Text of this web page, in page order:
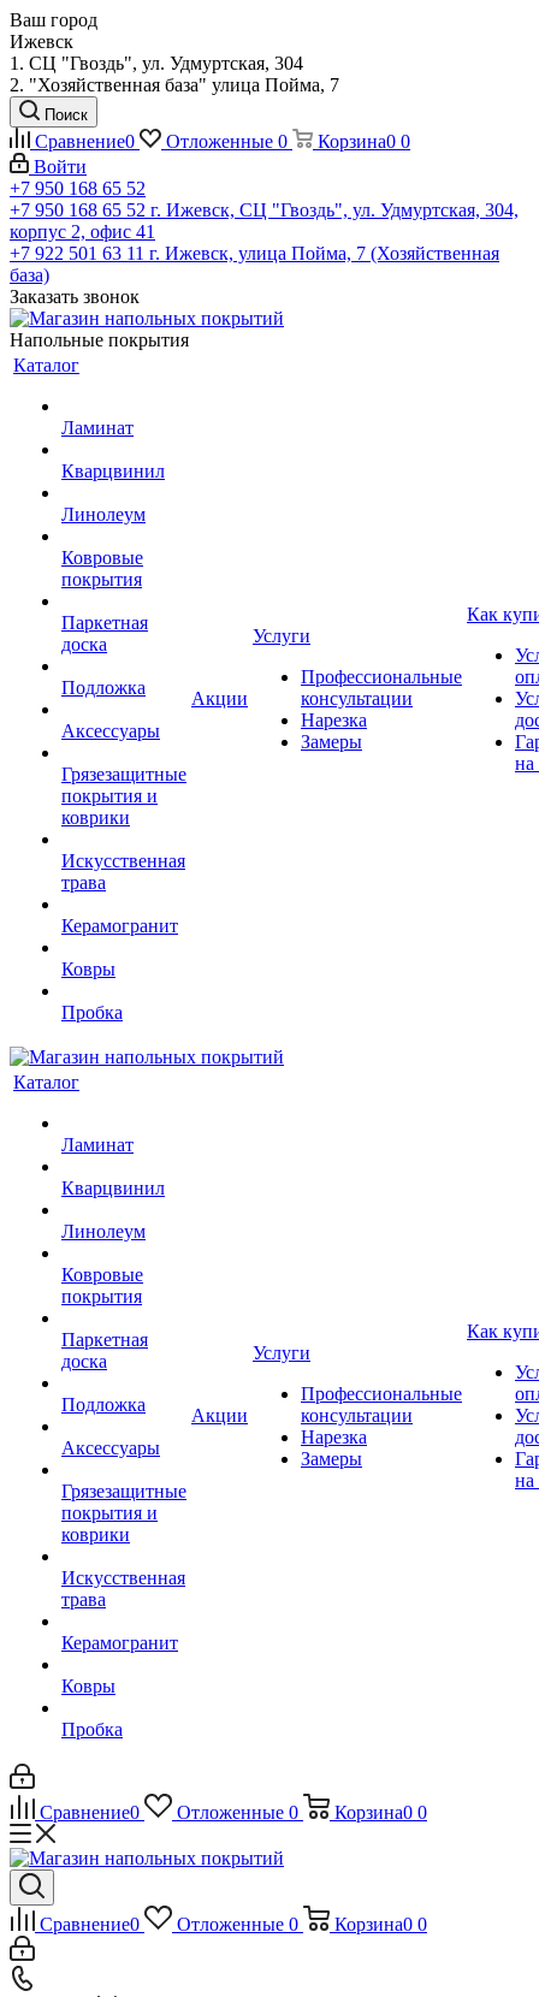
Ваш город
Ижевск
1. СЦ "Гвоздь", ул. Удмуртская, 304
2. "Хозяйственная база" улица Пойма, 7
Поиск
Сравнение0 Отложенные 0 Корзина0 0
Войти
+7 950 168 65 52
+7 950 168 65 52 г. Ижевск, СЦ "Гвоздь", ул. Удмуртская, 304,
корпус 2, офис 41
+7 922 501 63 11 г. Ижевск, улица Пойма, 7 (Хозяйственная
база)
Заказать звонок
Напольные покрытия
Каталог
Ламинат
Кварцвинил
Линолеум
Ковровые
покрытия
Паркетная
доска
Подложка
Аксессуары
Грязезащитные
покрытия и
коврики
Искусственная
трава
Керамогранит
Ковры
Пробка
Акции
Услуги
Профессиональные
консультации
Нарезка
Замеры
Как
на
Каталог
Ламинат
Кварцвинил
Линолеум
Ковровые
покрытия
Паркетная
доска
Подложка
Аксессуары
Грязезащитные
покрытия и
коврики
Искусственная
трава
Керамогранит
Ковры
Пробка
Акции
Услуги
Профессиональные
консультации
Нарезка
Замеры
Как
на
Сравнение0 Отложенные 0 Корзина0 0
Сравнение0 Отложенные 0 Корзина0 0